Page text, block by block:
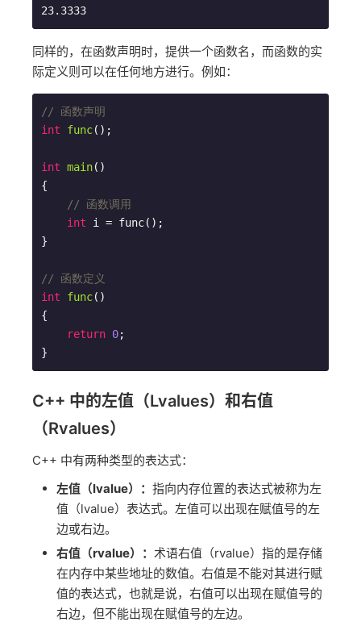
同样的，在函数声明时，提供一个函数名，而函数的实
际定义则可以在任何地方进行。例如：
// 函数声明
int
func() ;
int main()
{
// 函数调用
int i = func();
}
// 函数定义
int
func()
{
return 0;
C++ 中的左值（Lvalues）和右值
（Rvalues）
C++ 中有两种类型的表达式：
左值（lvalue）： 指向内存位置的表达式被称为左
值（lvalue）表达式。左值可以出现在赋值号的左
边或右边。
右值（rvalue）： 术语右值（rvalue）指的是存储
在内存中某些地址的数值。右值是不能对其进行赋
值的表达式，也就是说，右值可以出现在赋值号的
右边，但不能出现在赋值号的左边。